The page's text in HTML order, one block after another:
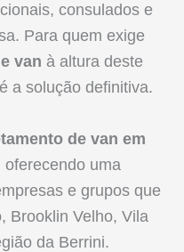
consulados e
Para quem exige
van à altura deste
é a solução definitiva.
de van em
uma
e grupos que
Brooklin Velho, Vila
da Berrini.